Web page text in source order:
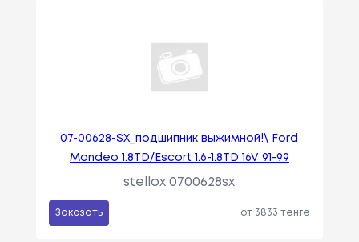
07-00628-SX_подшипник выжимной!\ Ford
Mondeo 1.8TD/Escort 1.6-1.8TD 16V 91-99
stellox 0700628sx
Заказать от 3833 тенге